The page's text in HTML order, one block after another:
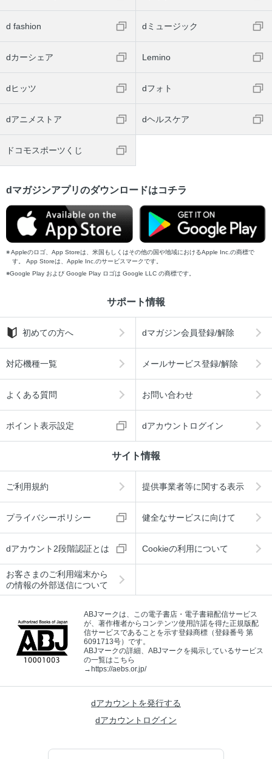
d fashion dミュージック
dカーシェア Lemino
dヒッツ dフォト
dアニメストア dヘルスケア
ドコモスポーツくじ
dマガジンアプリのダウンロードはコチラ
Appleのロゴ、App Storeは、米国もしくはその他の国や地域におけるApple Inc.の商標で
す。 App Storeは、Apple Inc.のサービスマークです。
Google Play および Google Play ロゴは Google LLC の商標です。
サポート情報
初めての方へ dマガジン会員登録/解除
対応機種一覧 メールサービス登録/解除
よくある質問 お問い合わせ
ポイント表示設定 dアカウントログイン
サイト情報
ご利用規約 提供事業者等に関する表示
プライバシーポリシー 健全なサービスに向けて
dアカウント2段階認証とは Cookieの利用について
お客さまのご利用端末から
の情報の外部送信について
ABJマークは、この電子書店・電子書籍配信サービス
が、著作権者からコンテンツ使用許諾を得た正規版配
信サービスであることを示す登録商標（登録番号 第
6091713号）です。
ABJマークの詳細、ABJマークを掲示しているサービス
の一覧はこちら
→https://aebs.or.jp/
dアカウントを発行する
dアカウントログイン